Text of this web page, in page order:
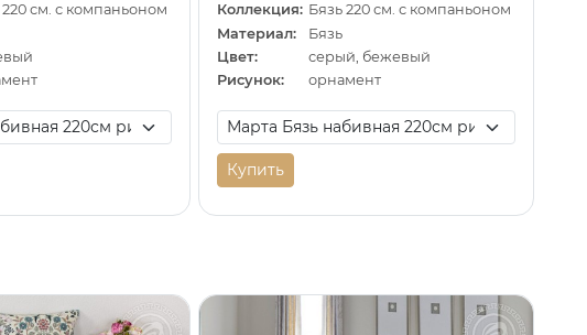
220 см. с компаньоном
Коллекция: Бязь 220 см. с компаньоном
Материал:
Бязь
Цвет:
серый, бежевый
Рисунок:
орнамент
Купить